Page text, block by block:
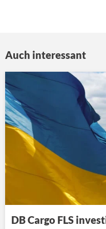
Auch interessant
DB Cargo FLS